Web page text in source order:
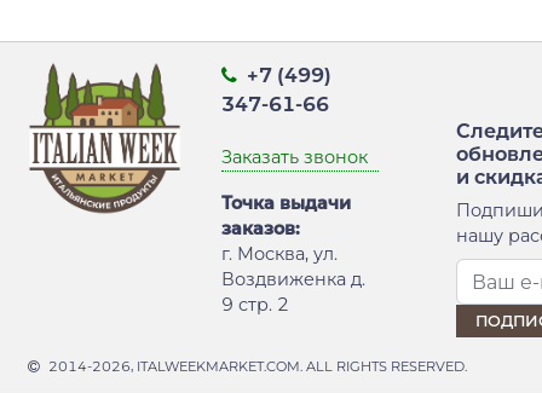
+7 (499)
347-61-66
Заказать звонок
Точка выдачи
заказов:
г. Москва, ул.
Воздвиженка д.
9 стр. 2
и
нашу
2014-2026, ITALWEEKMARKET.COM. ALL RIGHTS RESERVED.